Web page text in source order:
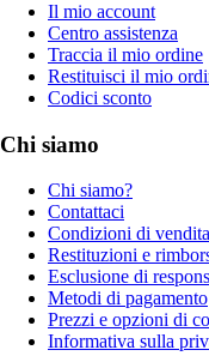
Il mio account
Centro assistenza
Traccia il mio ordine
Restituisci il mio
Codici sconto
Chi siamo
Chi siamo?
Contattaci
Condizioni di vendita
Restituzioni e
Esclusione di
Metodi di pagamento
Prezzi e opzioni di
Informativa sulla